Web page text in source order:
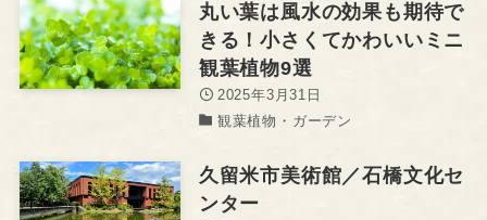
丸い葉は風水の効果も期待で
きる！小さくてかわいいミニ
観葉植物9選
2025年3月31日
観葉植物・ガーデン
久留米市美術館／石橋文化セ
ンター